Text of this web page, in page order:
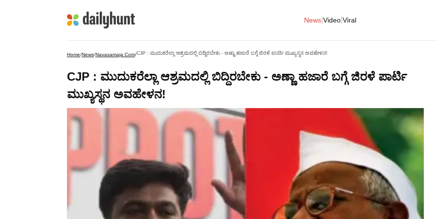
News Video Viral
Home/News/Navasamaja.com/CJP : ಮುದುಕರೆಲ್ಲಾ ಆಶ್ರಮದಲ್ಲಿ ಬಿದ್ದಿರಬೇಕು - ಅಣ್ಣಾ ಹಜಾರೆ ಬಗ್ಗೆ ಜಿರಳೆ ಪಾರ್ಟಿ ಮುಖ್ಯಸ್ಥನ ಅವಹೇಳನ!
CJP : ಮುದುಕರೆಲ್ಲಾ ಆಶ್ರಮದಲ್ಲಿ ಬಿದ್ದಿರಬೇಕು - ಅಣ್ಣಾ ಹಜಾರೆ ಬಗ್ಗೆ ಜಿರಳೆ ಪಾರ್ಟಿ
ಮುಖ್ಯಸ್ಥನ ಅವಹೇಳನ!